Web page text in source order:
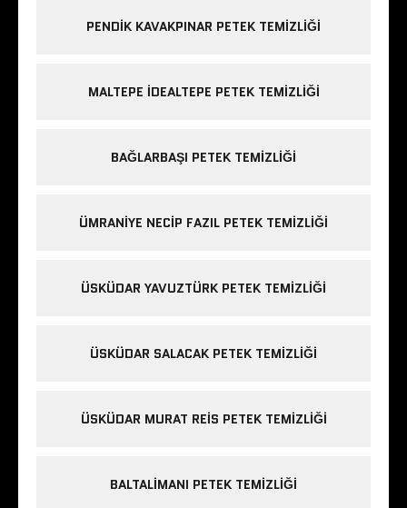
PENDIK KAVAKPINAR PETEK TEMIZLIĞI
MALTEPE IDEALTEPE PETEK TEMIZLIĞI
BAĞLARBAŞI PETEK TEMIZLIĞI
ÜMRANIYE NECIP FAZIL PETEK TEMIZLIĞI
ÜSKÜDAR YAVUZTÜRK PETEK TEMIZLIĞI
ÜSKÜDAR SALACAK PETEK TEMIZLIĞI
ÜSKÜDAR MURAT REIS PETEK TEMIZLIĞI
BALTALIMANI PETEK TEMIZLIĞI